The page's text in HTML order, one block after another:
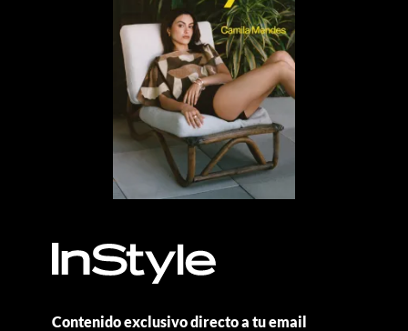
Contenido exclusivo directo a tu email